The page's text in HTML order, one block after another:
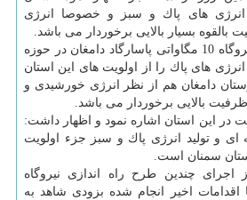
انرژی های پاك و سبز و خصوصا انرژی
بسیار بالایی برخوردار می باشد.
وی با اشاره به ساخت نیروگاه 10 مگاواتی پاسارگاد دامغان در حوزه
انرژی های پاك را از اولویت های این استان
دامغان هم از نظر انرژی خورشیدی و
بالایی برخوردار می باشد.
در این استان اشاره نمود و اظهار داشت:
و تولید انرژی پاك و سبز جزء اولویت
سمنان است.
اجرای چندین طرح راه اندازی نیروگاه
اخیر انجام شده بزودی شاهد به